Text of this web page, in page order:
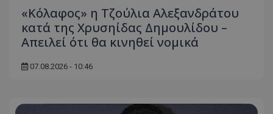
«Κόλαφος» η Τζούλια Αλεξανδράτου
κατά της Χρυσηίδας Δημουλίδου –
Απειλεί ότι θα κινηθεί νομικά
07.08.2026 - 10:46